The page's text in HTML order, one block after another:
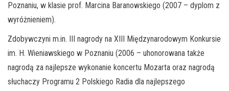
Poznaniu, w klasie prof. Marcina Baranowskiego (2007 – dyplom z
wyróżnieniem).
Zdobywczyni m.in. III nagrody na XIII Międzynarodowym Konkursie
im. H. Wieniawskiego w Poznaniu (2006 – uhonorowana także
nagrodą za najlepsze wykonanie koncertu Mozarta oraz nagrodą
słuchaczy Programu 2 Polskiego Radia dla najlepszego